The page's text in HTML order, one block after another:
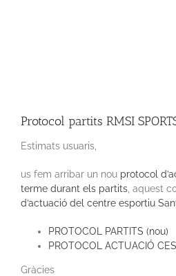
Protocol partits RMSI
Estimats usuaris,
us fem arribar un nou protocol
terme durant els partits, aquest
d’actuació del centre esportiu
PROTOCOL PARTITS (nou)
PROTOCOL ACTUACIÓ CESI
Gràcies